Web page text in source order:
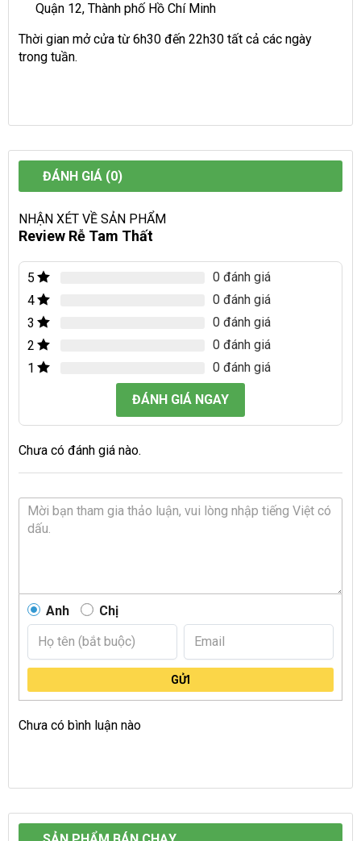
Quận 12, Thành phố Hồ Chí Minh
Thời gian mở cửa từ 6h30 đến 22h30 tất cả các ngày
trong tuần.
ĐÁNH GIÁ (0)
NHẬN XÉT VỀ SẢN PHẨM
Review Rễ Tam Thất
5
0 đánh giá
4
0 đánh giá
3
0 đánh giá
2
0 đánh giá
1
0 đánh giá
ĐÁNH GIÁ NGAY
Chưa có đánh giá nào.
Anh Chị
GỬI
Chưa có bình luận nào